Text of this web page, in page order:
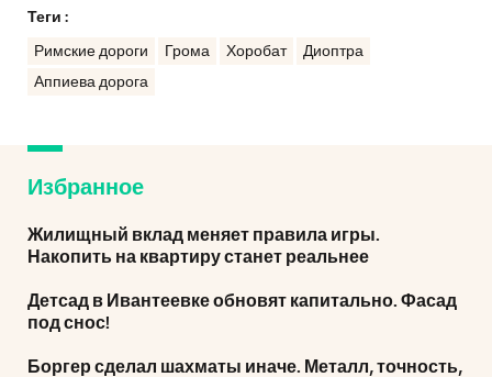
Теги :
Римские дороги Грома Хоробат
Диоптра
Аппиева дорога
Избранное
Жилищный вклад меняет правила игры.
Накопить на квартиру станет реальнее
Детсад в Ивантеевке обновят капитально. Фасад
под снос!
Боргер сделал шахматы иначе. Металл, точность,